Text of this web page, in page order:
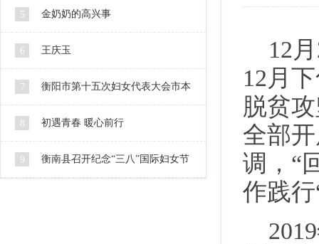
5 金奶奶的高兴事
6 王庆玉
7 衡阳市第十五次妇女代表大会市本
级代表人选公示
8 初遇青春 暖心前行
9 衡南县召开纪念“三八”国际妇女节
12
12月
脱贫
全部
调，“
作践